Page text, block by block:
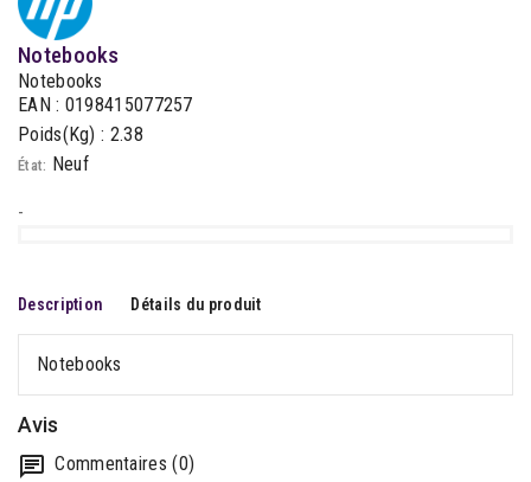
Notebooks
Notebooks
EAN : 0198415077257
Poids(Kg) : 2.38
État: Neuf
-
Description Détails du produit
Notebooks
Avis
Commentaires (0)